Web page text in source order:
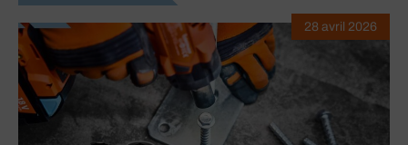
28 avril 2026